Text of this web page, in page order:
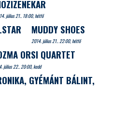
július 21.. 18:00, hétfő
MUDDY SHOES
2014. július 21.. 22:00, hétfő
ORSI QUARTET
július 22.. 20:00, kedd
GYÉMÁNT BÁLINT,